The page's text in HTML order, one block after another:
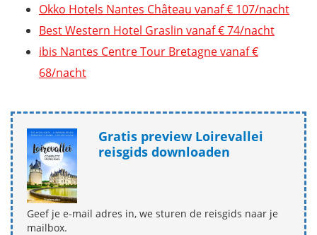
Okko Hotels Nantes Château vanaf € 107/nacht
Best Western Hotel Graslin vanaf € 74/nacht
ibis Nantes Centre Tour Bretagne vanaf €
68/nacht
Gratis preview Loirevallei
reisgids downloaden
Geef je e-mail adres in, we sturen de reisgids naar je
mailbox.